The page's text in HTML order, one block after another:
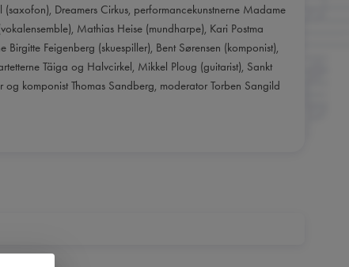
Dreamers Cirkus, performancekunstnerne Madame
Mathias Heise (mundharpe), Kari Postma
Birgitte Feigenberg (skuespiller), Bent Sørensen (komponist),
Täiga og Halvcirkel, Mikkel Ploug (guitarist), Sankt
komponist Thomas Sandberg, moderator Torben Sangild